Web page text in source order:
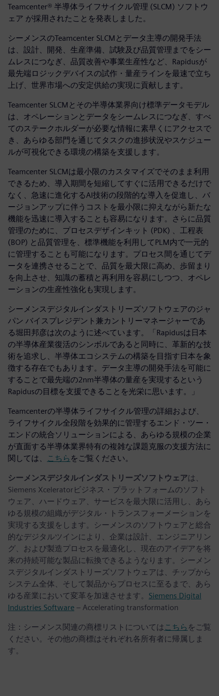
Teamcenter® 半導体ライフサイクル管理 (SLCM) ソフトウ
ェア が採用されたことを発表しました。
シーメンスのTeamcenter SLCMとデータ主導の開発手法
は、設計、開発、生産準備、試験及び品質管理までをシー
ムレスにつなぎ、品質改善や事業生産性など、Rapidusが
最先端ロジックデバイスの試作・量産ラインを最速で立ち
上げ、世界市場への安定供給の実現に貢献します。
Teamcenter SLCMとその半導体業界向け標準データモデル
は、オペレーションとデータをシームレスにつなぎ、すべ
てのステークホルダーが必要な情報に素早くにアクセスで
き、あらゆる部門を通じてタスクの進捗状況やスケジュー
ルが可視化できる環境の構築を支援します。
Teamcenter SLCMは最小限のカスタマイズでそのまま利用
できるため、導入期間を短縮してすぐに活用できるだけで
なく、急速に進化するAI技術の段階的な導入を促進し、バ
ージョンアップに伴うコストを最小限に抑えながら新たな
機能を迅速に導入することも容易になります。さらに品質
管理のために、プロセスデザインキット (PDK) 、工程表
(BOP) と品質管理を、標準機能を利用してPLM内で一元的
に管理することも可能になります。プロセス間を通じてデ
ータを連携させることで、品質を最大限に高め、歩留まり
を向上させ、知識の蓄積と再利用を容易にしつつ、オペレ
ーションの生産性強化も実現します。
シーメンスデジタルインダストリーズソフトウェアのジャ
パン バイスプレジデント兼カントリーマネージャーであ
る堀田邦彦は次のように述べています。「Rapidusは日本
の半導体産業復活のシンボルであると同時に、革新的な技
術を追求し、半導体エコシステムの構築を目指す日本を象
徴する存在でもあります。データ主導の開発手法を可能に
することで最先端の2nm半導体の量産を実現するという
Rapidusの目標を支援できることを光栄に思います。」
Teamcenterの半導体ライフサイクル管理の詳細および、
ライフサイクル全段階を効果的に管理するエンド・ツー・
エンドの統合ソリューションによる、あらゆる規模の企業
が直面する半導体業界特有の複雑な課題克服の支援方法に
関しては、
こちら をご覧ください。
シーメンスデジタルインダストリーズソフトウェアは、
Siemens Xceleratorビジネス・プラットフォームのソフト
ウェア、ハードウェア、サービスを最大限に活用し、あら
ゆる規模の組織がデジタル・トランスフォーメーションを
実現する支援をします。シーメンスのソフトウェアと総合
的なデジタルツインにより、企業は設計、エンジニアリン
グ、および製造プロセスを最適化し、現在のアイデアを将
来の持続可能な製品に転換できるようなります。シーメン
スデジタルインダストリーズソフトウェアは、チップから
システム全体、そして製品からプロセスに至るまで、あら
ゆる産業において変革を加速させます。 Siemens Digital
Industries Software – Accelerating transformation
注：シーメンス関連の商標リストについては こちら をご覧
ください。その他の商標はそれぞれ各所有者に帰属しま
す。